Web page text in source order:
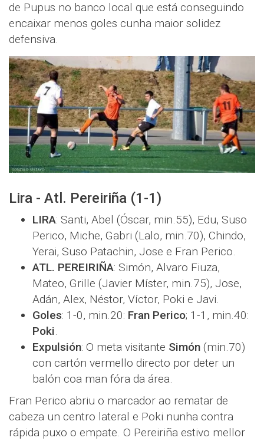
de Pupus no banco local que está conseguindo
encaixar menos goles cunha maior solidez
defensiva.
Lira - Atl. Pereiriña (1-1)
LIRA: Santi, Abel (Óscar, min.55), Edu, Suso
Perico, Miche, Gabri (Lalo, min.70), Chindo,
Yerai, Suso Patachin, Jose e Fran Perico.
ATL. PEREIRIÑA: Simón, Alvaro Fiuza,
Mateo, Grille (Javier Míster, min.75), Jose,
Adán, Alex, Néstor, Víctor, Poki e Javi.
Goles: 1-0, min.20: Fran Perico; 1-1, min.40:
Poki.
Expulsión: O meta visitante Simón (min.70)
con cartón vermello directo por deter un
balón coa man fóra da área.
Fran Perico abriu o marcador ao rematar de
cabeza un centro lateral e Poki nunha contra
rápida puxo o empate. O Pereiriña estivo mellor